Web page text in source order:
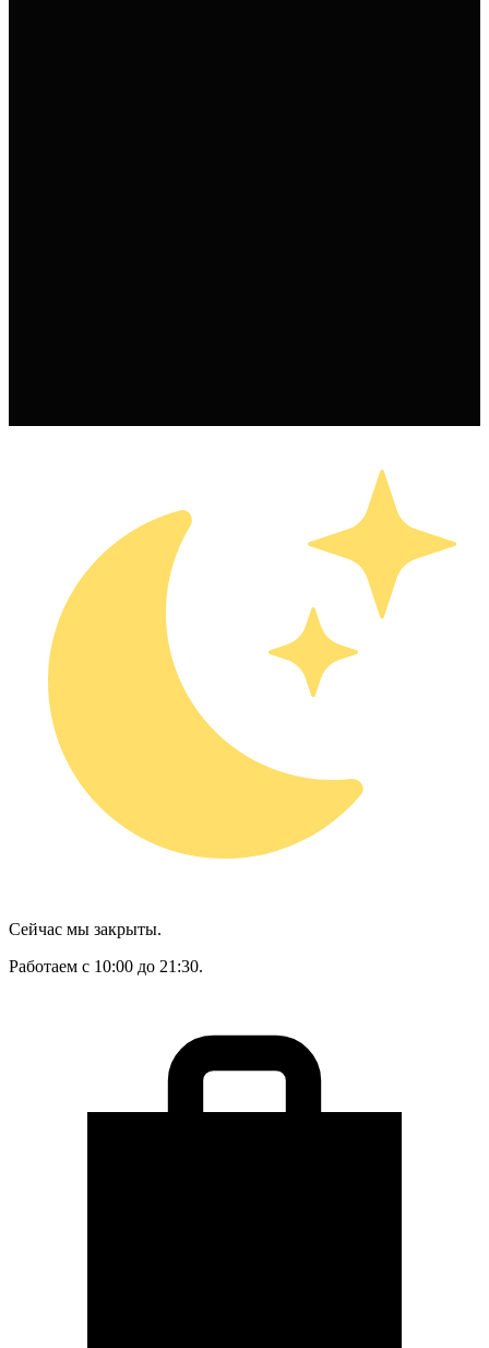
Сейчас мы закрыты.
Работаем с 10:00 до 21:30.